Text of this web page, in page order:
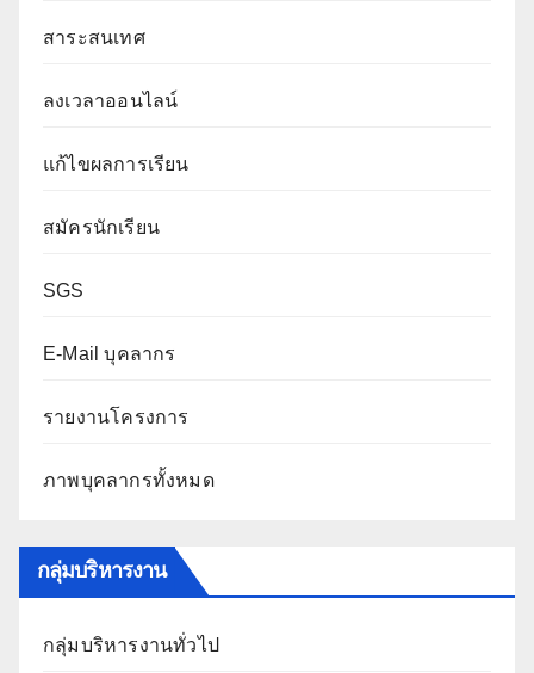
สาระสนเทศ
ลงเวลาออนไลน์
แก้ไขผลการเรียน
สมัครนักเรียน
SGS
E-Mail บุคลากร
รายงานโครงการ
ภาพบุคลากรทั้งหมด
กลุ่มบริหารงาน
กลุ่มบริหารงานทั่วไป